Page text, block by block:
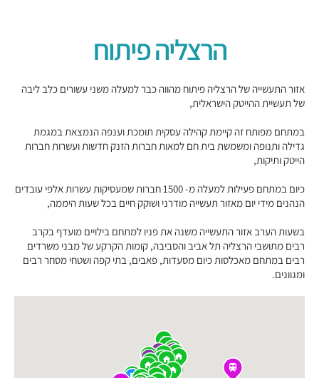
הרצליה פיתוח
אזור התעשייה של הרצליה פיתוח מהווה כבר למעלה משני עשורים כלב ליבה
של תעשיית ההייטק הישראלית,
במתחם מפותח זה קיימת קהילה עסקית תומכת וענפה הנמצאת במגמת
גדילה ותנופה ומשמשת בית חם למאות חברות הזנק חדשות ועשרות חברות
הייטק ותיקות,
כיום במתחם פעילות למעלה מ- 1500 חברות שמעסיקות עשרות אלפי עובדים
הנהנים מידי יום מאזור תעשייה מודרני ושוקק חיים בכל שעות היממה,
בשעות הערב אזור התעשייה משנה את פניו למתחם בילויים מועדף בקרב
רבים מתושבי הרצליה תל אביב והסביבה, קומות הקרקע של מבני משרדים
רבים במתחם מאכלסות כיום מסעדות, פאבים, בתי קפה ושטחי מסחר רבים
ומגוונים.